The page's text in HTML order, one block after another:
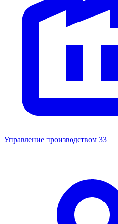
Управление производством 33